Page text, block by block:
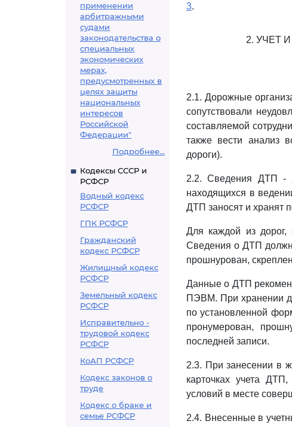
применении
арбитражными
судами
законодательства о
специальных
экономических
мерах,
предусмотренных в
целях защиты
национальных
интересов
Российской
Федерации"
Подробнее...
Кодексы СССР и
РСФСР
Водный кодекс
РСФСР
ГПК РСФСР
Гражданский
кодекс РСФСР
Жилищный кодекс
РСФСР
Земельный кодекс
РСФСР
Исправительно -
трудовой кодекс
РСФСР
КоАП РСФСР
Кодекс законов о
труде
Кодекс о браке и
семье РСФСР
3.
2. УЧЕТ
2.1. Дорожные
сопутствовали
составляемой
также вести анализ
дороги).
2.2. Сведения ДТП -
находящихся в
ДТП заносят и хранят
Для каждой из дорог,
Сведения о ДТП
прошнурован,
Данные о ДТП
ПЭВМ. При хранении
по установленной
пронумерован,
последней записи.
2.3. При занесении в
карточках учета
условий в месте
2.4. Внесенные в